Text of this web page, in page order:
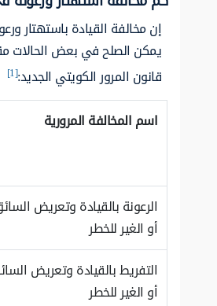
إن مخالفة القيادة باستهتار
قانون المرور الكويتي الجديد:[1]
اسم المخالفة المرورية
الرعونة بالقيادة وتعريض
أو الغير للخطر
التفريط بالقيادة وتعريض
أو الغير للخطر